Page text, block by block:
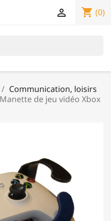
shopping_cart (0)

Communication, loisirs
Manette de jeu vidéo Xbox